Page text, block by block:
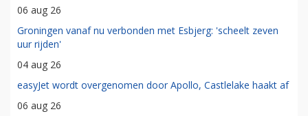
06 aug 26
Groningen vanaf nu verbonden met Esbjerg: 'scheelt zeven
uur rijden'
04 aug 26
easyJet wordt overgenomen door Apollo, Castlelake haakt af
06 aug 26